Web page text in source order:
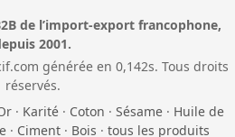
de l’import-export francophone,
2001.
générée en 0,142s. Tous droits
réservés.
· Karité · Coton · Sésame · Huile de
· Ciment· Bois · tous les produits